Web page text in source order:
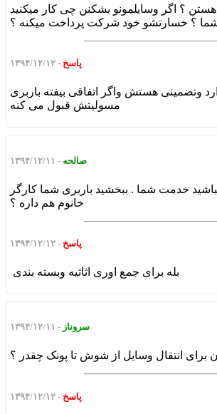
؟ اگر وسایلمونو بشکنن چی کار میکنید
؟ خسارتشو خود شرکت پرداخت میکنه ؟
پاسخ - ۱۳۹۴/۱۲/۱۲
وتضمینی هستش واگر اتفاقی بیفته باربری
مسولیتش قبول می کنه
صالحه - ۱۳۹۴/۱۲/۱۱
خدمت شما . ببخشید باربری شما کارگر
خانوم هم داره ؟
پاسخ - ۱۳۹۴/۱۲/۱۲
بله برای جمع اوری اثاثیه وبسته بندی
سروناز - ۱۳۹۴/۱۲/۱۱
برای انتقال وسایل از شوش تا پونک چقدر ؟
پاسخ - ۱۳۹۴/۱۲/۱۲